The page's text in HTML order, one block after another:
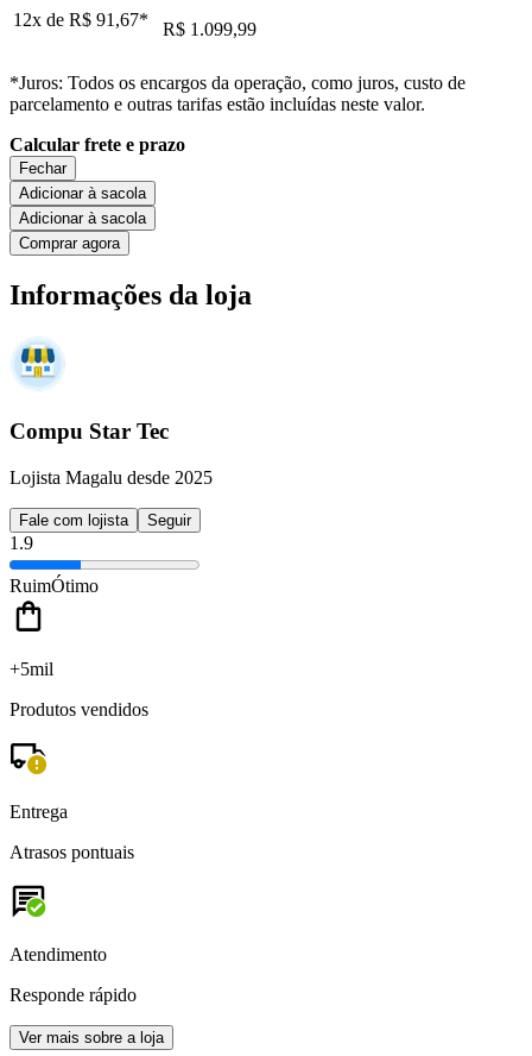
12x de R$ 91,67* R$ 1.099,99
*Juros: Todos os encargos da operação, como juros, custo de
parcelamento e outras tarifas estão incluídas neste valor.
Calcular frete e prazo
Fechar
Adicionar à sacola
Adicionar à sacola
Comprar agora
Informações da loja
Compu Star Tec
Lojista Magalu desde 2025
Fale com lojista Seguir
1.9
RuimÓtimo
+5mil
Produtos vendidos
Entrega
Atrasos pontuais
Atendimento
Responde rápido
Ver mais sobre a loja